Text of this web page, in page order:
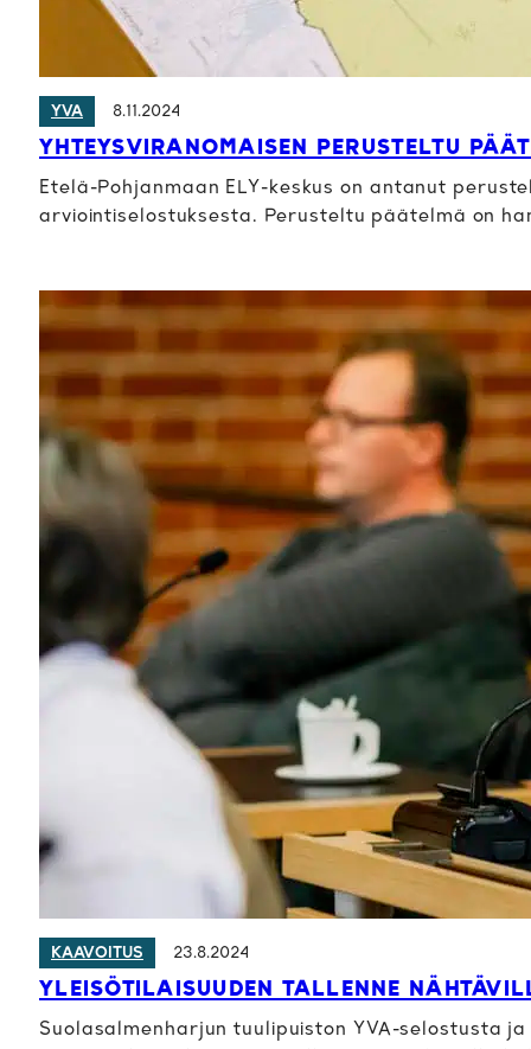
YVA 8.11.2024
YHTEYSVIRANOMAISEN PERUSTELTU
Etelä-Pohjanmaan ELY-keskus on antanut
arviointiselostuksesta. Perusteltu päätelmä on
KAAVOITUS 23.8.2024
YLEISÖTILAISUUDEN TALLENNE
Suolasalmenharjun tuulipuiston YVA-selostusta